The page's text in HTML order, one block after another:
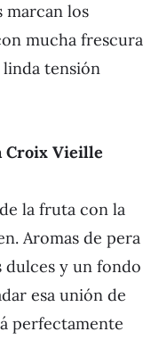
marcan los
mucha frescura
tensión
Croix Vieille
la fruta con la
Aromas de pera
dulces y un fondo
esa unión de
perfectamente